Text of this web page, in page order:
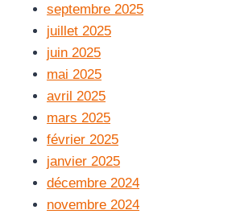
septembre 2025
juillet 2025
juin 2025
mai 2025
avril 2025
mars 2025
février 2025
janvier 2025
décembre 2024
novembre 2024